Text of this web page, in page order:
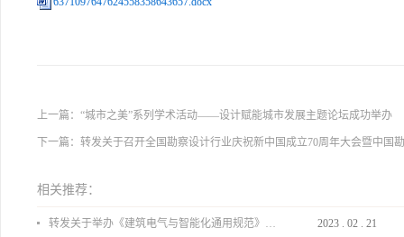
上一篇： “城市之美”系列学术活动——设计赋能城市发展主题论坛成功举办
下一篇： 转发关于召开全国勘察设计行业庆祝新中国成立70周年大会暨中国
相关推荐：
转发关于举办《建筑电气与智能化通用规范》 GB55024-2022公益宣贯的通知 2023 . 02 . 21